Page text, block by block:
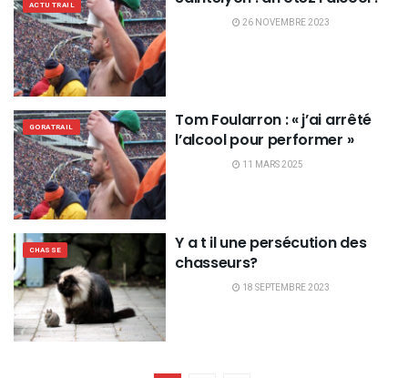
ACTU TRAIL
26 NOVEMBRE 2023
GORATRAIL
Tom Foularron : « j’ai arrêté
l’alcool pour performer »
11 MARS 2025
CHASSE
Y a t il une persécution des
chasseurs?
18 SEPTEMBRE 2023